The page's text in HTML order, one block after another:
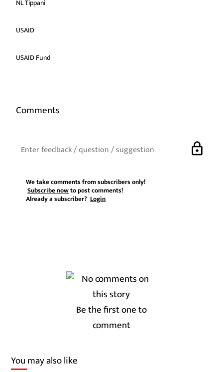
NL Tippani
USAID
USAID Fund
Comments
lock
We take comments from subscribers only!
Subscribe nowto post comments!
Already a subscriber?Login
Be the first one to
comment
You may also like